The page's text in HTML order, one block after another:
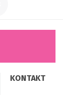
KONTAKT